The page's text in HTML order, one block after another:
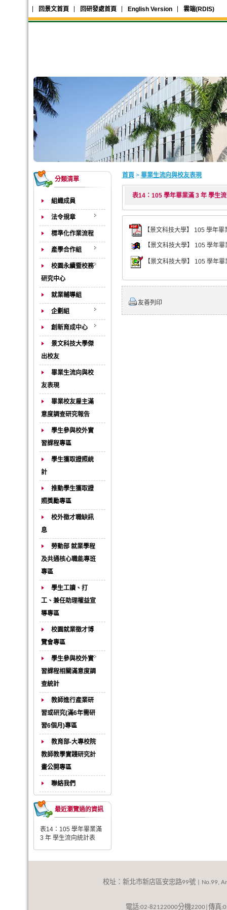
回景文首頁 回研發處首頁 English Version 雲端(RDIS)
分類清單
組織成員
法令規章
標準化作業流程
產學合作組
校園永續暨校務
研究中心
就業輔導組
企劃組
創新育成中心
景文科技大學傑
出校友
畢業生流向與校
友表現
畢業校友雇主滿
意度調查研究報告
學生參與校外實
習課程專區
學生獲取證照統
計
推動學生獲取證
照獎勵專區
校外徵才職缺訊
息
勞動部 就業學程
及共通核心職能專班
專區
學生工讀、打
工、兼任助理權益宣
導專區
校園就業徵才博
覽會專區
學生參與校外實
習課程相關滿意度調
查統計
教師進行產業研
習或研究(滿6年需研
習6個月)專區
教育部-大專校院
教師教學實踐研究計
畫公開專區
聯絡我們
最近瀏覽過的資訊
表14：105 學年畢業滿
3 年 學生流向統計表
首頁 > 畢業生流向與校友表現
表14：105 學年畢業滿 3 年 學生
【景文科技大學】 105 學年
【景文科技大學】 105 學年
【景文科技大學】 105 學年
友善列印
校址：新北市新店區安忠路99號 | No.99,
電話:02-82122000分機2200| 傳真